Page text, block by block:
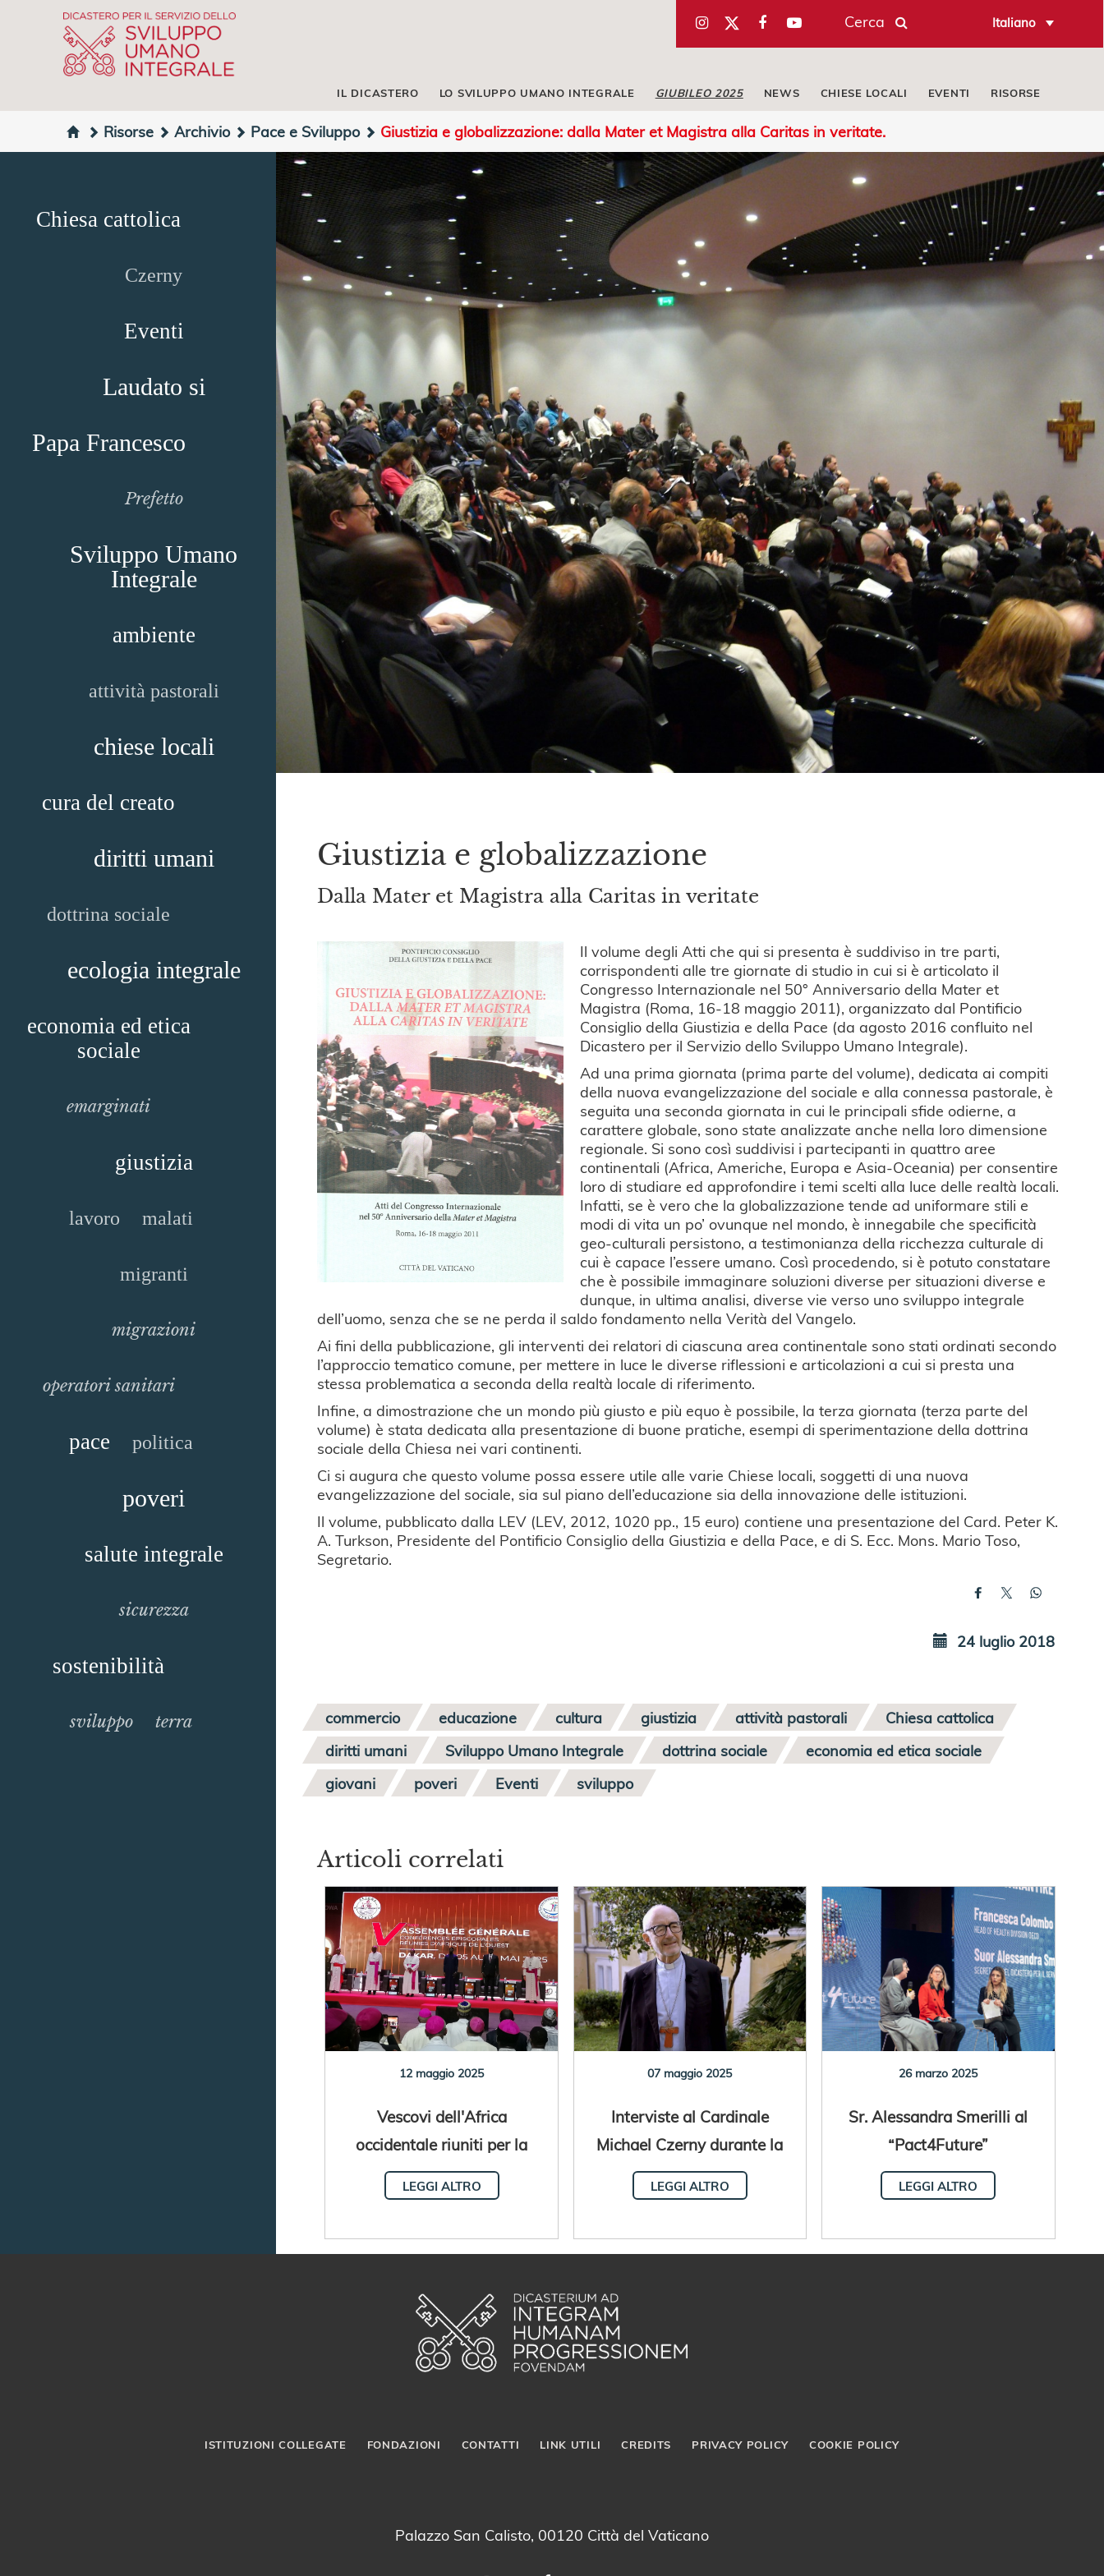
Cerca Italiano
IL DICASTERO LO SVILUPPO UMANO INTEGRALE GIUBILEO 2025 NEWS CHIESE LOCALI EVENTI RISORSE
Risorse Archivio Pace e Sviluppo Giustizia e globalizzazione: dalla Mater et Magistra alla Caritas in veritate.
Chiesa cattolica
Czerny
Eventi
Laudato si
Papa Francesco
Prefetto
Sviluppo Umano
Integrale
ambiente
attività pastorali
chiese locali
cura del creato
diritti umani
dottrina sociale
ecologia integrale
economia ed etica
sociale
emarginati
giustizia
lavoro malati
migranti
migrazioni
operatori sanitari
pace politica
poveri
salute integrale
sicurezza
sostenibilità
sviluppo terra
Giustizia e globalizzazione
Dalla Mater et Magistra alla Caritas in veritate
Il volume degli Atti che qui si presenta è suddiviso in tre parti,
corrispondenti alle tre giornate di studio in cui si è articolato il
Congresso Internazionale nel 50° Anniversario della Mater et
Magistra (Roma, 16-18 maggio 2011), organizzato dal Pontificio
Consiglio della Giustizia e della Pace (da agosto 2016 confluito nel
Dicastero per il Servizio dello Sviluppo Umano Integrale).
Ad una prima giornata (prima parte del volume), dedicata ai compiti
della nuova evangelizzazione del sociale e alla connessa pastorale, è
seguita una seconda giornata in cui le principali sfide odierne, a
carattere globale, sono state analizzate anche nella loro dimensione
regionale. Si sono così suddivisi i partecipanti in quattro aree
continentali (Africa, Americhe, Europa e Asia-Oceania) per consentire
loro di studiare ed approfondire i temi scelti alla luce delle realtà locali.
Infatti, se è vero che la globalizzazione tende ad uniformare stili e
modi di vita un po’ ovunque nel mondo, è innegabile che specificità
geo-culturali persistono, a testimonianza della ricchezza culturale di
cui è capace l’essere umano. Così procedendo, si è potuto constatare
che è possibile immaginare soluzioni diverse per situazioni diverse e
dunque, in ultima analisi, diverse vie verso uno sviluppo integrale
dell’uomo, senza che se ne perda il saldo fondamento nella Verità del Vangelo.
Ai fini della pubblicazione, gli interventi dei relatori di ciascuna area continentale sono stati ordinati secondo
l’approccio tematico comune, per mettere in luce le diverse riflessioni e articolazioni a cui si presta una
stessa problematica a seconda della realtà locale di riferimento.
Infine, a dimostrazione che un mondo più giusto e più equo è possibile, la terza giornata (terza parte del
volume) è stata dedicata alla presentazione di buone pratiche, esempi di sperimentazione della dottrina
sociale della Chiesa nei vari continenti.
Ci si augura che questo volume possa essere utile alle varie Chiese locali, soggetti di una nuova
evangelizzazione del sociale, sia sul piano dell’educazione sia della innovazione delle istituzioni.
Il volume, pubblicato dalla LEV (LEV, 2012, 1020 pp., 15 euro) contiene una presentazione del Card. Peter K.
A. Turkson, Presidente del Pontificio Consiglio della Giustizia e della Pace, e di S. Ecc. Mons. Mario Toso,
Segretario.
24 luglio 2018
commercio educazione cultura giustizia attività pastorali
Chiesa cattolica
diritti umani
Sviluppo Umano Integrale dottrina sociale
economia ed etica sociale
giovani
poveri Eventi sviluppo
Articoli correlati
12 maggio 2025
Vescovi dell'Africa
occidentale riuniti per la
quinta Assemblea Plenaria
LEGGI ALTRO
07 maggio 2025
Interviste al Cardinale
Michael Czerny durante la
Sede Vacante
LEGGI ALTRO
26 marzo 2025
Sr. Alessandra Smerilli al
“Pact4Future”
LEGGI ALTRO
ISTITUZIONI COLLEGATE FONDAZIONI CONTATTI LINK UTILI CREDITS PRIVACY POLICY COOKIE POLICY
Palazzo San Calisto, 00120 Città del Vaticano